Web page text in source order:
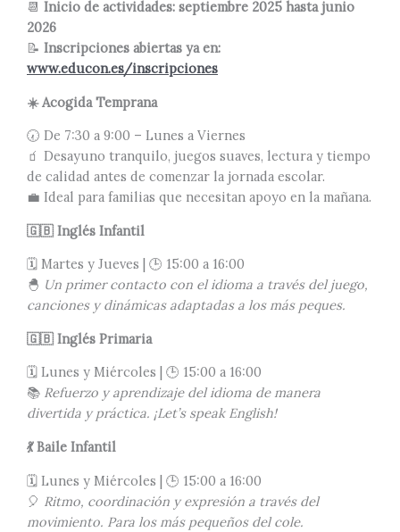
📆 Inicio de actividades: septiembre 2025 hasta junio
2026
📝 Inscripciones abiertas ya en:
www.educon.es/inscripciones
☀️Acogida Temprana
🕢 De 7:30 a 9:00 – Lunes a Viernes
🧃 Desayuno tranquilo, juegos suaves, lectura y tiempo
de calidad antes de comenzar la jornada escolar.
💼 Ideal para familias que necesitan apoyo en la mañana.
🇬🇧 Inglés Infantil
🗓️ Martes y Jueves | 🕒 15:00 a 16:00
🐣 Un primer contacto con el idioma a través del juego,
canciones y dinámicas adaptadas a los más peques.
🇬🇧 Inglés Primaria
🗓️ Lunes y Miércoles | 🕒 15:00 a 16:00
📚 Refuerzo y aprendizaje del idioma de manera
divertida y práctica. ¡Let’s speak English!
💃Baile Infantil
🗓️ Lunes y Miércoles | 🕒 15:00 a 16:00
🎈 Ritmo, coordinación y expresión a través del
movimiento. Para los más pequeños del cole.